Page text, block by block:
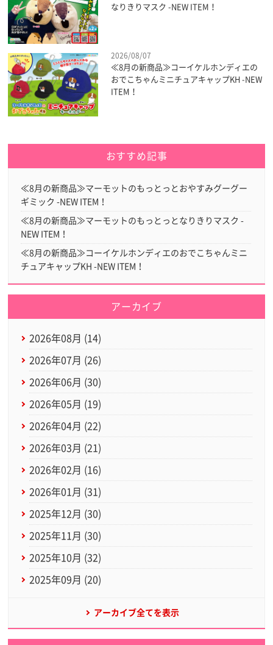
なりきりマスク -NEW ITEM！
2026/08/07
≪8月の新商品≫コーイケルホンディエの
おでこちゃんミニチュアキャップKH -NEW
ITEM！
おすすめ記事
≪8月の新商品≫マーモットのもっとっとおやすみグーグー
ギミック -NEW ITEM！
≪8月の新商品≫マーモットのもっとっとなりきりマスク -
NEW ITEM！
≪8月の新商品≫コーイケルホンディエのおでこちゃんミニ
チュアキャップKH -NEW ITEM！
アーカイブ
2026年08月 (14)
2026年07月 (26)
2026年06月 (30)
2026年05月 (19)
2026年04月 (22)
2026年03月 (21)
2026年02月 (16)
2026年01月 (31)
2025年12月 (30)
2025年11月 (30)
2025年10月 (32)
2025年09月 (20)
アーカイブ全てを表示